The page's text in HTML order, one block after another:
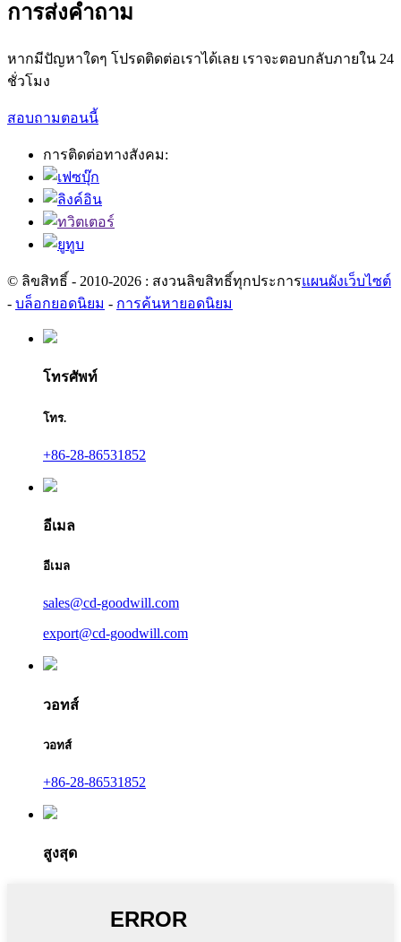
การส่งคำถาม
หากมีปัญหาใดๆ โปรดติดต่อเราได้เลย เราจะตอบกลับภายใน 24
ชั่วโมง
สอบถามตอนนี้
การติดต่อทางสังคม:
© ลิขสิทธิ์ - 2010-2026 : สงวนลิขสิทธิ์ทุกประการแผนผังเว็บไซต์
- บล็อกยอดนิยม - การค้นหายอดนิยม
โทรศัพท์
โทร.
+86-28-86531852
อีเมล
อีเมล
sales@cd-goodwill.com
export@cd-goodwill.com
วอทส์
วอทส์
+86-28-86531852
สูงสุด